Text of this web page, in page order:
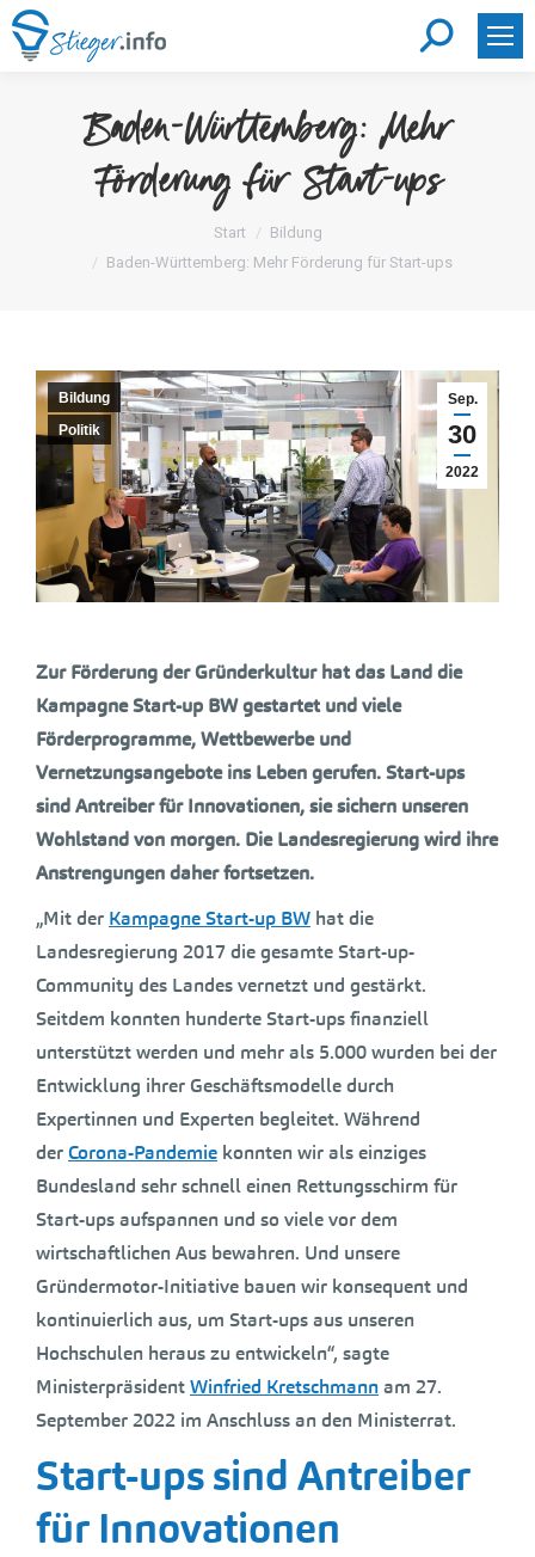
Search:
Baden-Württemberg: Mehr
Förderung für Start-ups
Sie befinden sich hier:Start
Bildung
Baden-Württemberg: Mehr Förderung für Start-ups
Sep.
30
2022
Bildung
Politik
Zur Förderung der Gründerkultur hat das Land die
Kampagne Start-up BW gestartet und viele
Förderprogramme, Wettbewerbe und
Vernetzungsangebote ins Leben gerufen. Start-ups
sind Antreiber für Innovationen, sie sichern unseren
Wohlstand von morgen. Die Landesregierung wird ihre
Anstrengungen daher fortsetzen.
„Mit der Kampagne Start-up BW hat die
Landesregierung 2017 die gesamte Start-up-
Community des Landes vernetzt und gestärkt.
Seitdem konnten hunderte Start-ups finanziell
unterstützt werden und mehr als 5.000 wurden bei der
Entwicklung ihrer Geschäftsmodelle durch
Expertinnen und Experten begleitet. Während
derCorona-Pandemie konnten wir als einziges
Bundesland sehr schnell einen Rettungsschirm für
Start-ups aufspannen und so viele vor dem
wirtschaftlichen Aus bewahren. Und unsere
Gründermotor-Initiative bauen wir konsequent und
kontinuierlich aus, um Start-ups aus unseren
Hochschulen heraus zu entwickeln“, sagte
MinisterpräsidentWinfried Kretschmannam 27.
September 2022 im Anschluss an den Ministerrat.
Start-ups sind Antreiber
für Innovationen